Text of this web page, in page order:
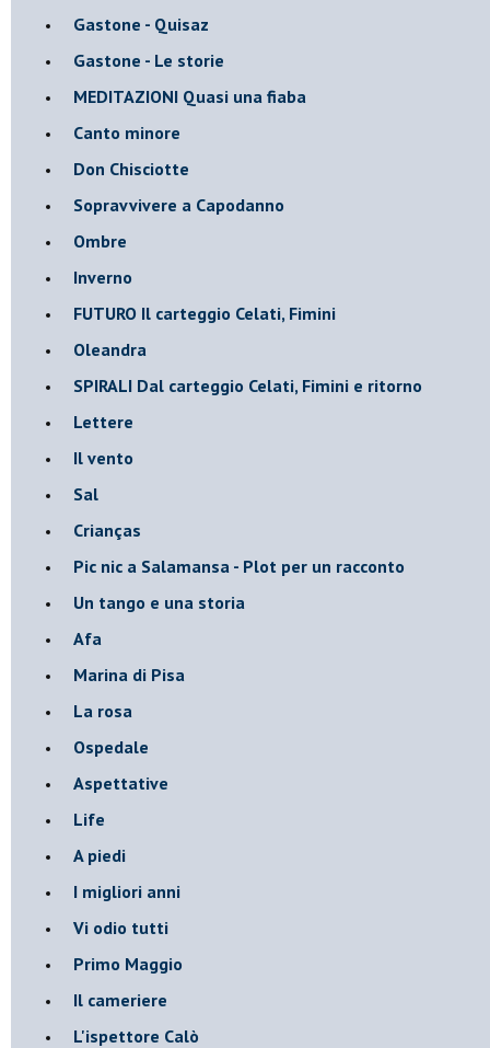
Gastone - Quisaz
Gastone - Le storie
MEDITAZIONI Quasi una fiaba
Canto minore
Don Chisciotte
Sopravvivere a Capodanno
Ombre
Inverno
FUTURO Il carteggio Celati, Fimini
Oleandra
SPIRALI Dal carteggio Celati, Fimini e ritorno
Lettere
Il vento
Sal
Crianças
Pic nic a Salamansa - Plot per un racconto
Un tango e una storia
Afa
Marina di Pisa
La rosa
Ospedale
Aspettative
Life
A piedi
I migliori anni
Vi odio tutti
Primo Maggio
Il cameriere
L'ispettore Calò